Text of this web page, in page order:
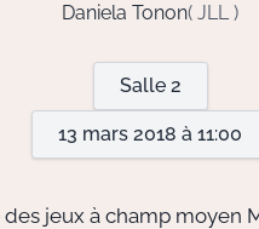
Daniela Tonon( JLL )
Salle 2
13 mars 2018 à 11:00
jeux à champ moyen